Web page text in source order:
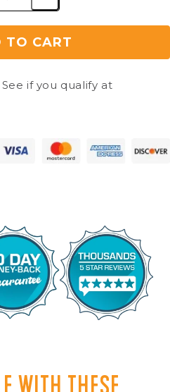
6"
TO CART
See if you qualify at